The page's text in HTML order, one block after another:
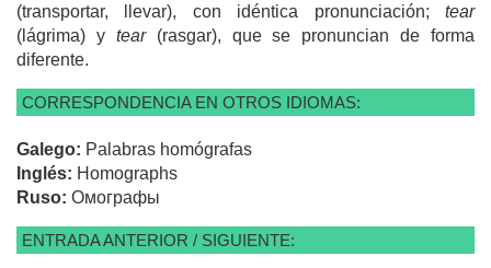
(transportar, llevar), con idéntica pronunciación; tear
(lágrima) y tear (rasgar), que se pronuncian de forma
diferente.
CORRESPONDENCIA EN OTROS IDIOMAS:
Galego: Palabras homógrafas
Inglés: Homographs
Ruso: Омографы
ENTRADA ANTERIOR / SIGUIENTE: